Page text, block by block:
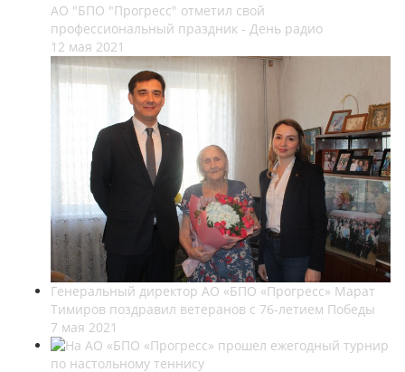
АО "БПО "Прогресс" отметил свой
профессиональный праздник - День радио
12 мая 2021
Генеральный директор АО «БПО «Прогресс» Марат
Тимиров поздравил ветеранов с 76-летием Победы
7 мая 2021